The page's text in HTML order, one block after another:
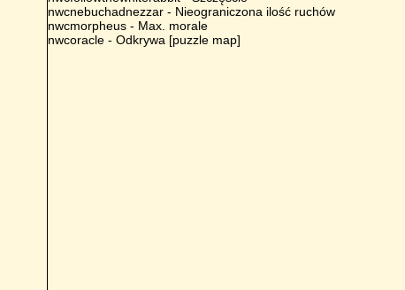
nwcnebuchadnezzar - Nieograniczona ilość ruchów
nwcmorpheus - Max. morale
nwcoracle - Odkrywa [puzzle map]